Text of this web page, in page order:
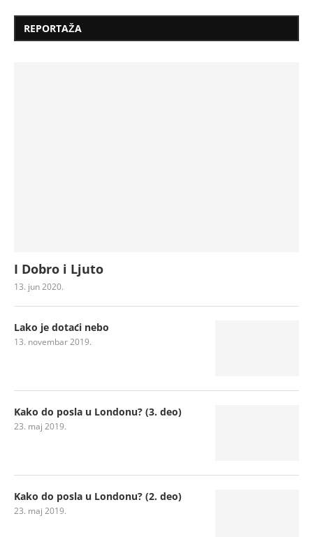
REPORTAŽA
I Dobro i Ljuto
13. jun 2020.
Lako je dotaći nebo
13. novembar 2019.
Kako do posla u Londonu? (3. deo)
23. maj 2019.
Kako do posla u Londonu? (2. deo)
23. maj 2019.